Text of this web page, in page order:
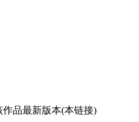
品最新版本(本链接)